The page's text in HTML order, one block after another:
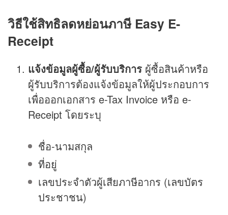
วิธีใช้สิทธิลดหย่อนภาษี Easy E-
Receipt
แจ้งข้อมูลผู้ซื้อ/ผู้รับบริการ ผู้ซื้อสินค้าหรือ
ผู้รับบริการต้องแจ้งข้อมูลให้ผู้ประกอบการ
เพื่อออกเอกสาร e-Tax Invoice หรือ e-
Receipt โดยระบุ
ชื่อ-นามสกุล
ที่อยู่
เลขประจำตัวผู้เสียภาษีอากร (เลขบัตร
ประชาชน)